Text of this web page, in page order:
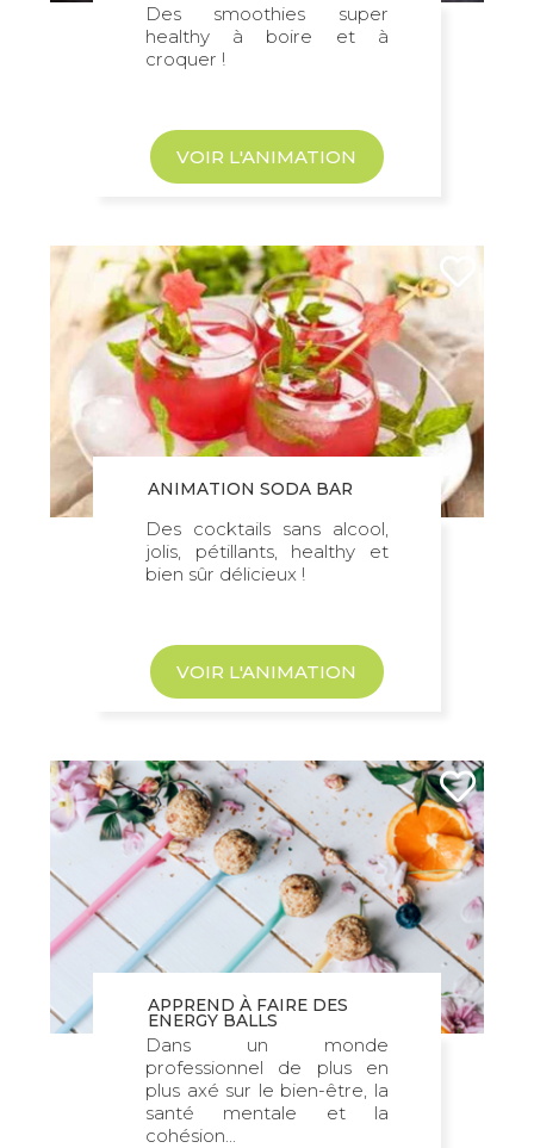
Des smoothies super
healthy à boire et à
croquer !
VOIR L'ANIMATION
ANIMATION SODA BAR
Des cocktails sans alcool,
jolis, pétillants, healthy et
bien sûr délicieux !
VOIR L'ANIMATION
APPREND À FAIRE DES
ENERGY BALLS
Dans un monde
professionnel de plus en
plus axé sur le bien-être, la
santé mentale et la
cohésion...